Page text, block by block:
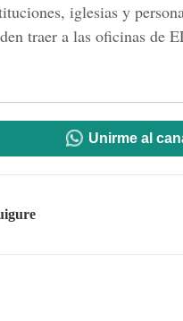
iglesias y
traer a las oficinas de
Unirme al